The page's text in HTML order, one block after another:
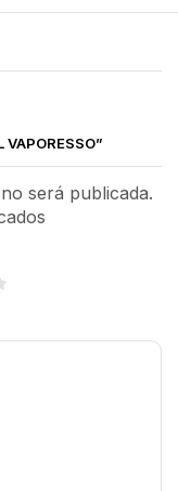
VAPORESSO”
será publicada.